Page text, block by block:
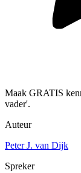
Maak GRATIS
vader'.
Auteur
Peter J. van Dijk
Spreker